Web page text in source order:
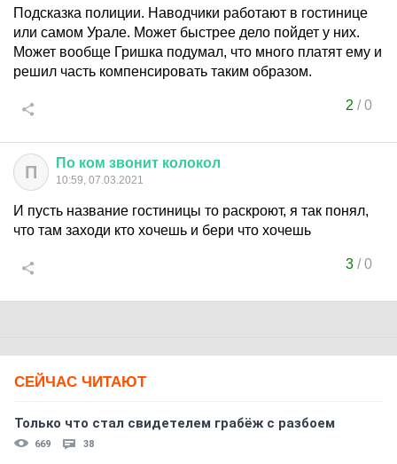
Подсказка полиции. Наводчики работают в гостинице
или самом Урале. Может быстрее дело пойдет у них.
Может вообще Гришка подумал, что много платят ему и
решил часть компенсировать таким образом.
2 /0
П По ком звонит колокол
10:59, 07.03.2021
И пусть название гостиницы то раскроют, я так понял,
что там заходи кто хочешь и бери что хочешь
3/0
СЕЙЧАС ЧИТАЮТ
Только что стал свидетелем грабёж с разбоем
669 38